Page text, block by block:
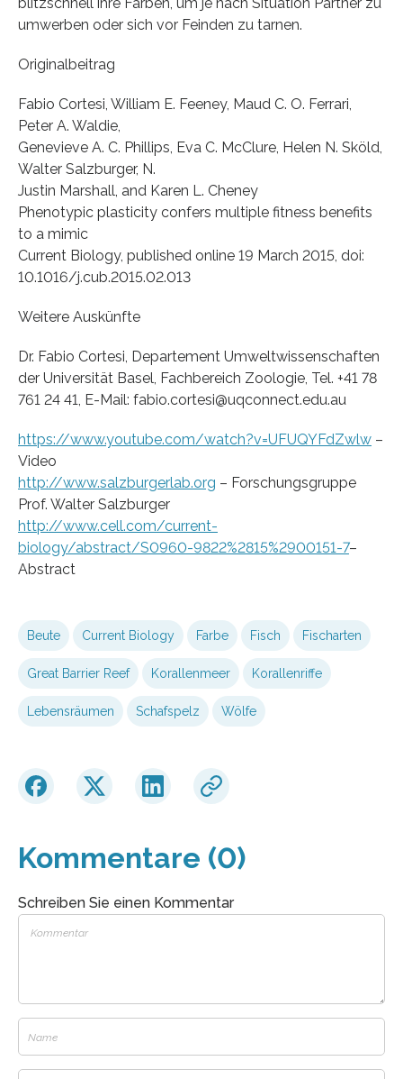
umwerben oder sich vor Feinden zu tarnen.
Originalbeitrag
Fabio Cortesi, William E. Feeney, Maud C. O. Ferrari,
Peter A. Waldie,
Genevieve A. C. Phillips, Eva C. McClure, Helen N. Sköld,
Walter Salzburger, N.
Justin Marshall, and Karen L. Cheney
Phenotypic plasticity confers multiple fitness benefits
to a mimic
Current Biology, published online 19 March 2015, doi:
10.1016/j.cub.2015.02.013
Weitere Auskünfte
Dr. Fabio Cortesi, Departement Umweltwissenschaften
der Universität Basel, Fachbereich Zoologie, Tel. +41 78
761 24 41, E-Mail: fabio.cortesi@uqconnect.edu.au
https://www.youtube.com/watch?v=UFUQYFdZwlw –
Video
http://www.salzburgerlab.org – Forschungsgruppe
Prof. Walter Salzburger
http://www.cell.com/current-
biology/abstract/S0960-9822%2815%2900151-7–
Abstract
Beute Current Biology Farbe Fisch Fischarten
Great Barrier Reef Korallenmeer Korallenriffe
Lebensräumen Schafspelz Wölfe
Kommentare (0)
Schreiben Sie einen Kommentar